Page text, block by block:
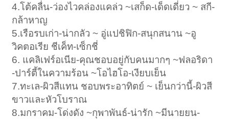
4.โต้คลื่น-ว่องไวคล่องแคล่ว ~เสก็ด-เด็ดเดี่ยว ~ สกี-
กล้าหาญ
5.เรือรบเก่า-น่ากลัว ~ อู่แปชิฟิก-สนุกสนาน ~อู
วิคตอเรีย ชีเค็ท-เซ็กชี่
6. แคลิเฟร์อเนีย-คุณชอบอยู่กับคนมากๆ ~ฟลอริดา
-ปาร์ตี้ในความร้อน ~โอไฮโอ-เงียบเย็น
7.ทะเล-ผิวสีแทน ชอบพระอาทิตย์ ~ เย็นกว่านี้-ผิวสี
ขาวและหัวโบราณ
8.มกราคม-โด่งดัง ~กุพาพันธ์-น่ารัก ~มีนายยน-